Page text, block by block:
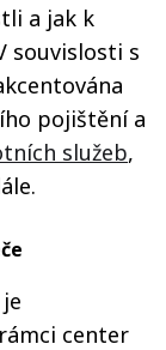
a jak k
souvislosti s
pojištění a
služeb,
center